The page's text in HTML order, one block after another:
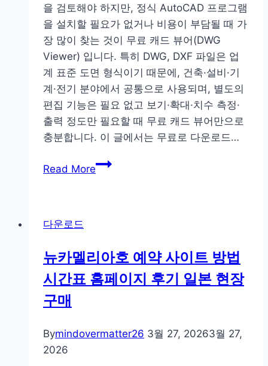
비
스
요
금
조
회
을 검토해야 하지만, 정식 AutoCAD 프로그램
을 설치할 필요가 없거나 비용이 부담될 때 가
장 많이 찾는 것이 무료 캐드 뷰어(DWG
Viewer) 입니다. 특히 DWG, DXF 파일은 업
계 표준 도면 형식이기 때문에, 건축·설비·기
계·전기 분야에서 공통으로 사용되며, 별도의
편집 기능은 필요 없고 보기·확대·치수 측정·
출력 정도만 필요할 때 무료 캐드 뷰어만으로
충분합니다. 이 글에서는 무료로 다운로드…
Read More오
뷰
어
운
다운로드
뉴카멜리아호 예약 사이트 방법
시간표 홈페이지 후기 일본 현장
구매
Bymindovermatter26 3월 27, 20263월 27,
2026